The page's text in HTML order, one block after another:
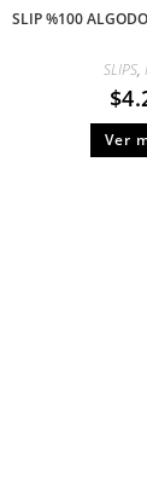
SLIP %100
SLIPS,
$
Ver